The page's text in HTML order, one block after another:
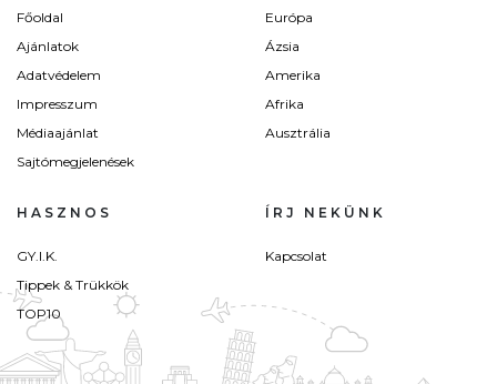
Főoldal
Ajánlatok
Adatvédelem
Impresszum
Médiaajánlat
Sajtómegjelenések
Európa
Ázsia
Amerika
Afrika
Ausztrália
HASZNOS
GY.I.K.
Tippek & Trükkök
TOP10
ÍRJ NEKÜNK
Kapcsolat